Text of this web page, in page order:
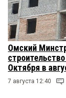
Омский
Октября в
7 августа 12:40